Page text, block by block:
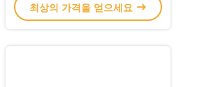
최상의 가격을 얻으세요